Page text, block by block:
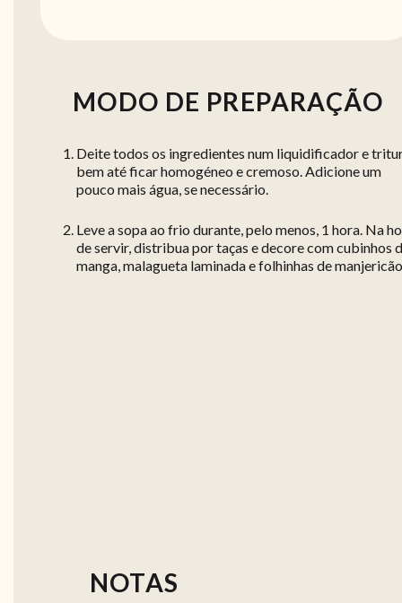
MODO DE PREPARAÇÃO
Deite todos os ingredientes num liquidificador e
bem até ficar homogéneo e cremoso. Adicione um
pouco mais água, se necessário.
Leve a sopa ao frio durante, pelo menos, 1 hora. Na
de servir, distribua por taças e decore com cubinhos
manga, malagueta laminada e folhinhas de
NOTAS